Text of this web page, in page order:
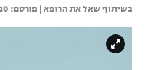
בשיתוף שאל את הרופא |